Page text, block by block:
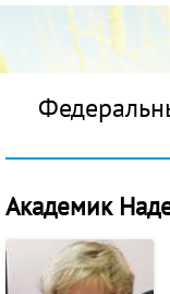
Академик